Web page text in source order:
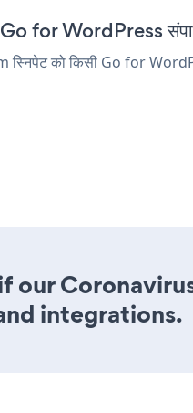
for WordPress
को किसी Go for
our
integrations.